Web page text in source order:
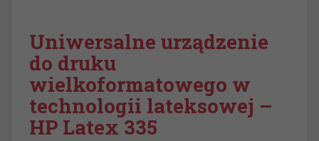
Uniwersalne urządzenie
do druku
wielkoformatowego w
technologii lateksowej –
HP Latex 335